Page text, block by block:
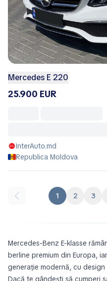
Mercedes E 220
25.900 EUR
InterAuto.md
Republica Moldova
1 2 3
Mercedes-Benz E-klasse
berline premium din Europa,
generație modernă, cu
Dacă te gândești să cumperi